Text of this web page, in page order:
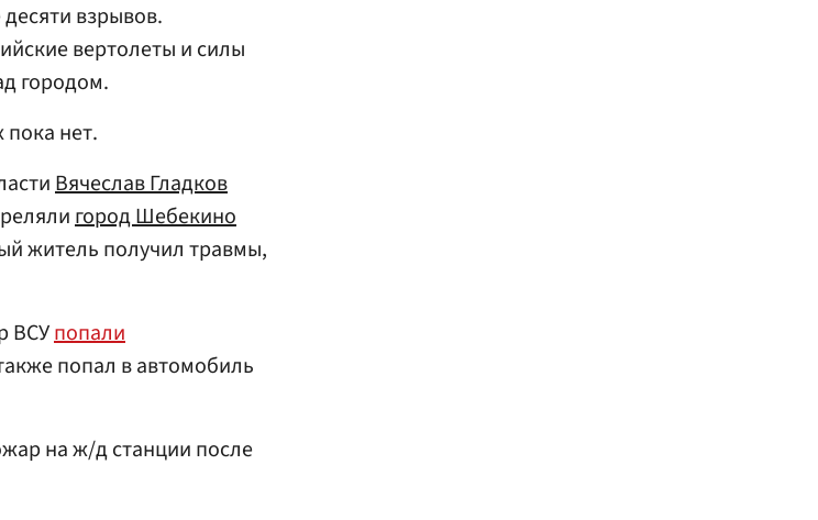
взрывов.
вертолеты и силы
городом.
нет.
Вячеслав Гладков
город Шебекино
житель получил травмы,
ВСУпопали
попал в автомобиль
на ж/д станции после